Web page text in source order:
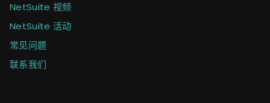
NetSuite 视频
NetSuite 活动
常见问题
联系我们